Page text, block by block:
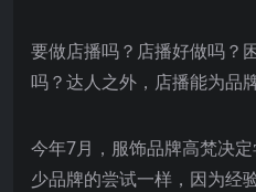
要做店播吗？店播好做吗？
吗？达人之外，店播能为品
今年7月，服饰品牌高梵决
少品牌的尝试一样，因为经